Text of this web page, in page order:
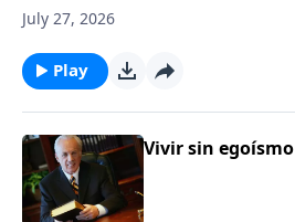
July 27, 2026
Play
Vivir sin egoísmo